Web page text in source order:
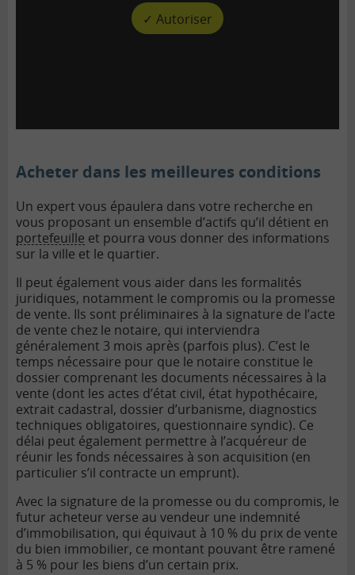
✓ Autoriser
Acheter dans les meilleures conditions
Un expert vous épaulera dans votre recherche en
vous proposant un ensemble d’actifs qu’il détient en
portefeuille et pourra vous donner des informations
sur la ville et le quartier.
Il peut également vous aider dans les formalités
juridiques, notamment le compromis ou la promesse
de vente. Ils sont préliminaires à la signature de l’acte
de vente chez le notaire, qui interviendra
généralement 3 mois après (parfois plus). C’est le
temps nécessaire pour que le notaire constitue le
dossier comprenant les documents nécessaires à la
vente (dont les actes d’état civil, état hypothécaire,
extrait cadastral, dossier d’urbanisme, diagnostics
techniques obligatoires, questionnaire syndic). Ce
délai peut également permettre à l’acquéreur de
réunir les fonds nécessaires à son acquisition (en
particulier s’il contracte un emprunt).
Avec la signature de la promesse ou du compromis, le
futur acheteur verse au vendeur une indemnité
d’immobilisation, qui équivaut à 10 % du prix de vente
du bien immobilier, ce montant pouvant être ramené
à 5 % pour les biens d’un certain prix.